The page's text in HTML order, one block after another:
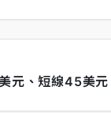
元、短線45美